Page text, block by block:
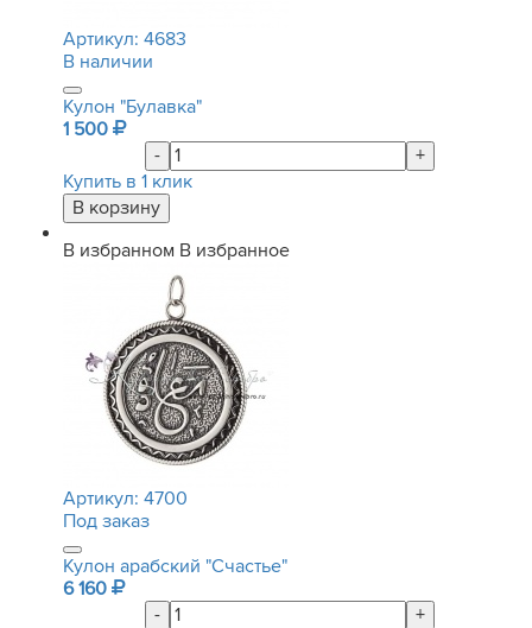
Артикул: 4683
В наличии
Кулон "Булавка"
1 500
-
+
Купить в 1 клик
В избранном В избранное
Артикул: 4700
Под заказ
Кулон арабский "Счастье"
6 160
-
+